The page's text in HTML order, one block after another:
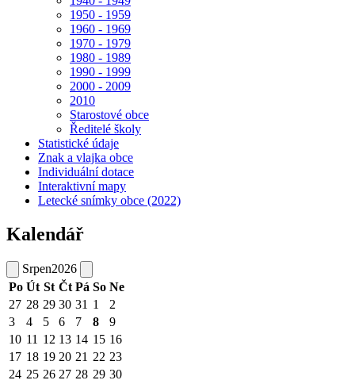
1950 - 1959
1960 - 1969
1970 - 1979
1980 - 1989
1990 - 1999
2000 - 2009
2010
Starostové obce
Ředitelé školy
Statistické údaje
Znak a vlajka obce
Individuální dotace
Interaktivní mapy
Letecké snímky obce (2022)
Kalendář
Srpen2026
Po Út St Čt Pá So Ne
27 28 29 30 31 1
2
3
4 5 6 7 8
9
10 11 12 13 14 15 16
17 18 19 20 21 22 23
24 25 26 27 28 29 30